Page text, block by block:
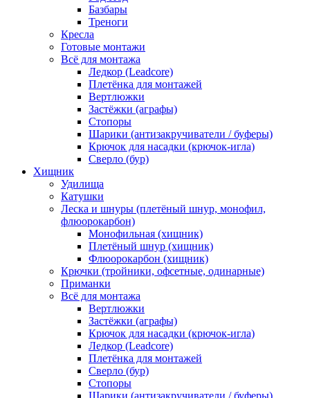
Базбары
Треноги
Кресла
Готовые монтажи
Всё для монтажа
Ледкор (Leadcore)
Плетёнка для монтажей
Вертлюжки
Застёжки (аграфы)
Стопоры
Шарики (антизакручиватели / буферы)
Крючок для насадки (крючок-игла)
Сверло (бур)
Хищник
Удилища
Катушки
Леска и шнуры (плетёный шнур, монофил,
флюорокарбон)
Монофильная (хищник)
Плетёный шнур (хищник)
Флюорокарбон (хищник)
Крючки (тройники, офсетные, одинарные)
Приманки
Всё для монтажа
Вертлюжки
Застёжки (аграфы)
Крючок для насадки (крючок-игла)
Ледкор (Leadcore)
Плетёнка для монтажей
Сверло (бур)
Стопоры
Шарики (антизакручиватели / буферы)